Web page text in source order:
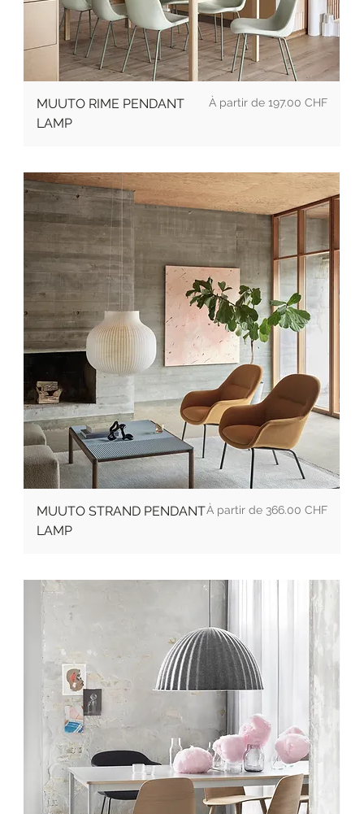
MUUTO RIME PENDANT
LAMP
À partir de 197.00 CHF
Prix promotionnel
MUUTO STRAND PENDANT
LAMP
À partir de 366.00 CHF
Prix promotionnel